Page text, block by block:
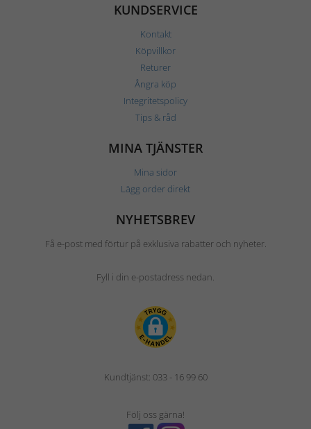
KUNDSERVICE
Kontakt
Köpvillkor
Returer
Ångra köp
Integritetspolicy
Tips & råd
MINA TJÄNSTER
Mina sidor
Lägg order direkt
NYHETSBREV
Få e-post med förtur på exklusiva rabatter och nyheter.
Fyll i din e-postadress nedan.
Kundtjänst: 033 - 16 99 60
Följ oss gärna!